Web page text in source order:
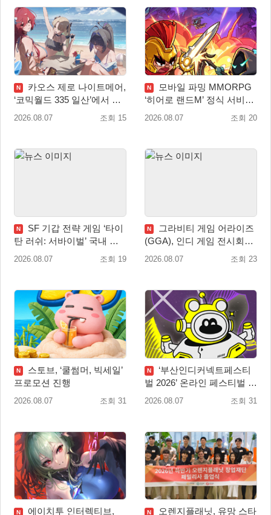
N
카오스 제로 나이트메어,
‘코믹월드 335 일산’에서 이
용자 소통 예고
2026.08.07 조회 15
N
모바일 파밍 MMORPG
‘히어로 랜드M’ 정식 서비스
돌입
2026.08.07 조회 20
N
SF 기갑 전략 게임 ‘타이
탄 러쉬: 서바이벌’ 국내 정
식 출시
2026.08.07 조회 19
N
그라비티 게임 어라이즈
(GGA), 인디 게임 전시회
‘도쿄 게임 던전 13’ 참가!
2026.08.07 조회 23
N
스토브, ‘쿨썸머, 빅세일’
프로모션 진행
2026.08.07 조회 31
N
‘부산인디커넥트페스티
벌 2026’ 온라인 페스티벌 개
막
2026.08.07 조회 31
N 에이치투 인터렉티브, N 오렌지플래닛, 유망 스타